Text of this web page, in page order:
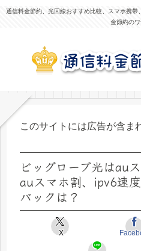
通信料金節約、光回線おすすめ比較、スマホ携
金節約のワ
このサイトには広告が含ま
ビッグローブ光はau
auスマホ割、ipv6速
バックは？
X